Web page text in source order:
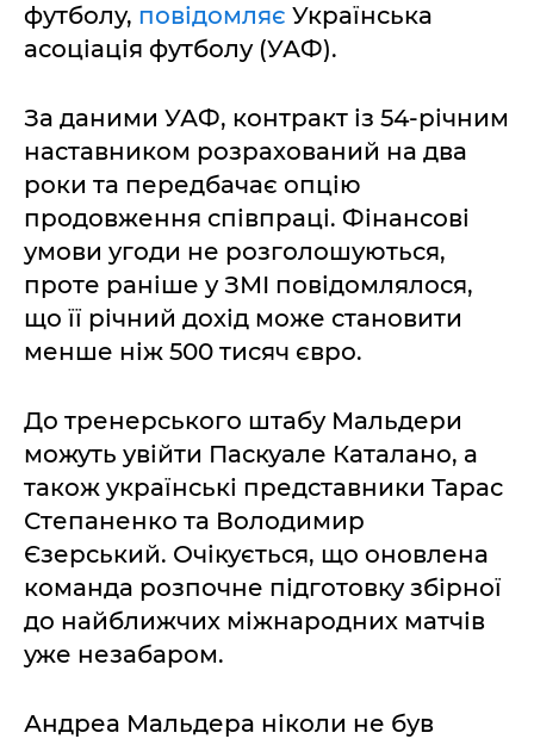
футболу, повідомляє Українська
асоціація футболу (УАФ).
За даними УАФ, контракт із 54-річним
наставником розрахований на два
роки та передбачає опцію
продовження співпраці. Фінансові
умови угоди не розголошуються,
проте раніше у ЗМІ повідомлялося,
що її річний дохід може становити
менше ніж 500 тисяч євро.
До тренерського штабу Мальдери
можуть увійти Паскуале Каталано, а
також українські представники Тарас
Степаненко та Володимир
Єзерський. Очікується, що оновлена
команда розпочне підготовку збірної
до найближчих міжнародних матчів
уже незабаром.
Андреа Мальдера ніколи не був